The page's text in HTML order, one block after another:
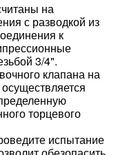
на
с разводкой из
к
3/4".
клапана на
торцевого
испытание